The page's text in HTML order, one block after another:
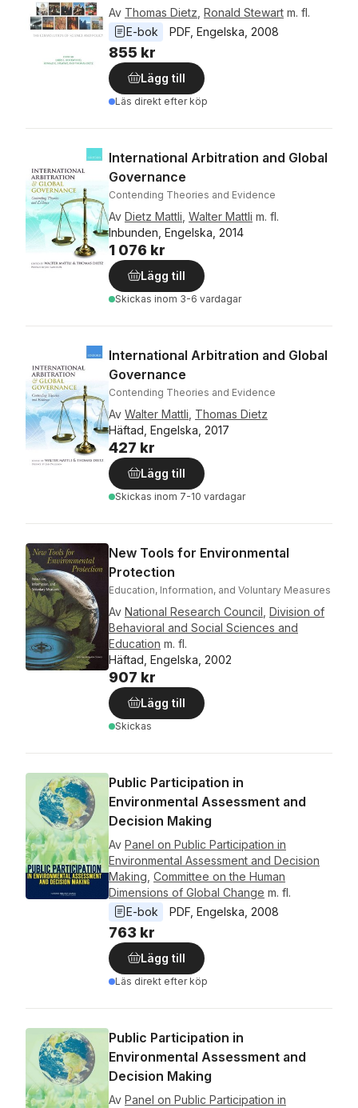
Av Thomas Dietz Ronald Stewart m. fl.
E-bok
PDF Engelska 2008
855 kr
Lägg till
Läs direkt efter köp
International Arbitration and Global
Governance
Contending Theories and Evidence
Av Dietz Mattli Walter Mattli m. fl.
Inbunden, Engelska, 2014
1 076 kr
Lägg till
Skickas inom 3-6 vardagar
International Arbitration and Global
Governance
Contending Theories and Evidence
Av Walter Mattli Thomas Dietz
Häftad, Engelska, 2017
427 kr
Lägg till
Skickas inom 7-10 vardagar
New Tools for Environmental
Protection
Education, Information, and Voluntary Measures
Av National Research Council Division of
Behavioral and Social Sciences and
Education m. fl.
Häftad, Engelska, 2002
907 kr
Lägg till
Skickas
Public Participation in
Environmental Assessment and
Decision Making
Av Panel on Public Participation in
Environmental Assessment and Decision
Making Committee on the Human
Dimensions of Global Change m. fl.
E-bok
PDF Engelska 2008
763 kr
Lägg till
Läs direkt efter köp
Public Participation in
Environmental Assessment and
Decision Making
Av Panel on Public Participation in